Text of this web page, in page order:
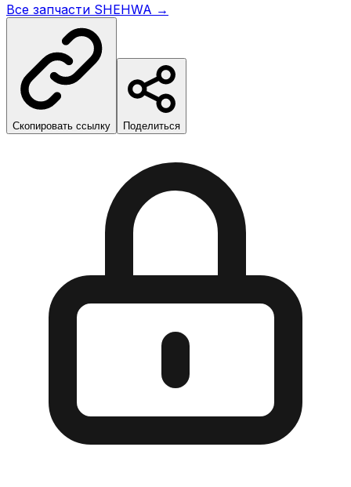
Все запчасти SHEHWA →
Скопировать ссылку Поделиться